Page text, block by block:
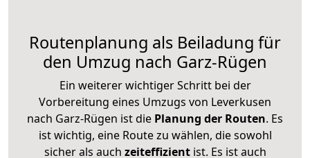
Routenplanung als Beiladung für
den Umzug nach Garz-Rügen
Ein weiterer wichtiger Schritt bei der
Vorbereitung eines Umzugs von Leverkusen
nach Garz-Rügen ist die Planung der Routen. Es
ist wichtig, eine Route zu wählen, die sowohl
sicher als auch zeiteffizientist. Es ist auch